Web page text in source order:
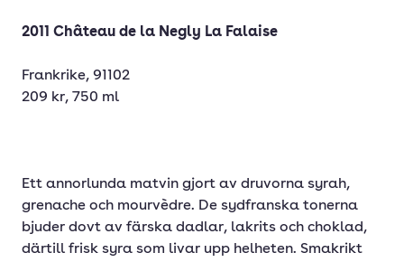
2011 Château de la Negly La Falaise
Frankrike, 91102
209 kr, 750 ml
Ett annorlunda matvin gjort av druvorna syrah,
grenache och mourvèdre. De sydfranska tonerna
bjuder dovt av färska dadlar, lakrits och choklad,
därtill frisk syra som livar upp helheten. Smakrikt